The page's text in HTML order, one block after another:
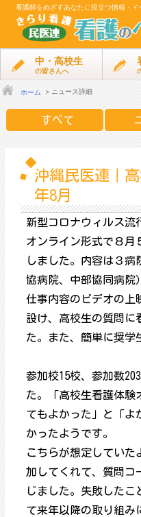
看護師をめざすあなたに役立つ情報・イ
中・高校生
の皆さんへ
ホーム ニュース詳細
すべて
沖縄民医連｜
年8月
新型コロナウィルス流
オンライン形式で８月
しました。内容は３病
協病院、中部協同病院
仕事内容のビデオの上
設け、高校生の質問に
た。また、簡単に奨学
参加校15校、参加数
た。「高校生看護体験
てもよかった」と「よ
かったようです。
こちらが想定していた
加してくれて、質問コ
じました。失敗したこ
て来年以降の取り組み